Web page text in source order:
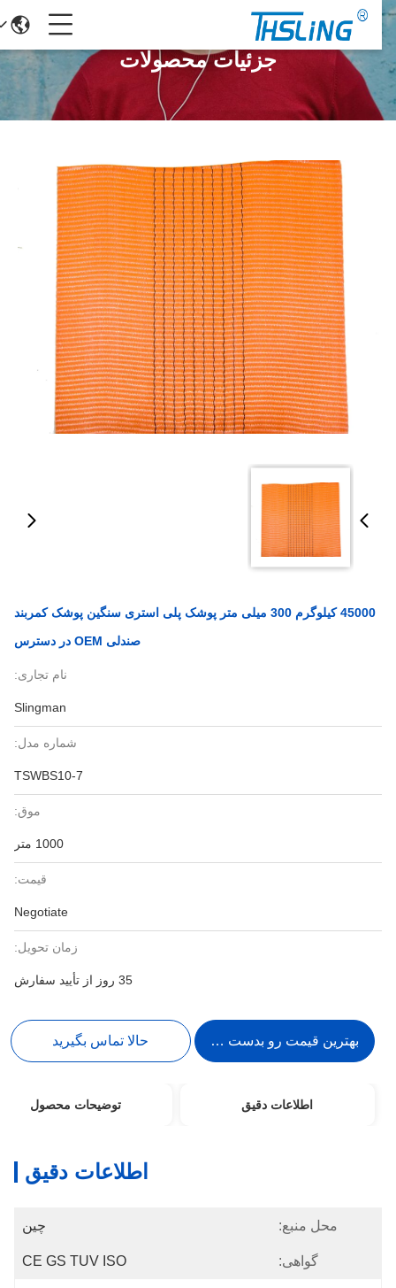
جزئیات محصولات
45000 کیلوگرم 300 میلی متر پوشک پلی استری سنگین پوشک کمربند
صندلی OEM در دسترس
نام تجاری:
Slingman
شماره مدل:
TSWBS10-7
موق:
1000 متر
قیمت:
Negotiate
زمان تحویل:
35 روز از تأیید سفارش
بهترین قیمت رو بدست بیار حالا تماس بگیرید
اطلاعات دقیق توضیحات محصول
اطلاعات دقیق
محل منبع: چین
گواهی: CE GS TUV ISO